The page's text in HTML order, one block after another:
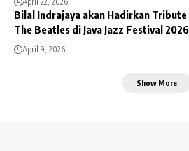
Bilal Indrajaya akan Hadirkan
The Beatles di Java Jazz Festival
April 9, 2026
Show More